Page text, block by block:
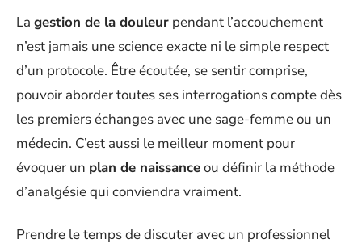
La gestion de la douleur pendant l’accouchement
n’est jamais une science exacte ni le simple respect
d’un protocole. Être écoutée, se sentir comprise,
pouvoir aborder toutes ses interrogations compte dès
les premiers échanges avec une sage-femme ou un
médecin. C’est aussi le meilleur moment pour
évoquer un plan de naissanceou définir la méthode
d’analgésie qui conviendra vraiment.
Prendre le temps de discuter avec un professionnel